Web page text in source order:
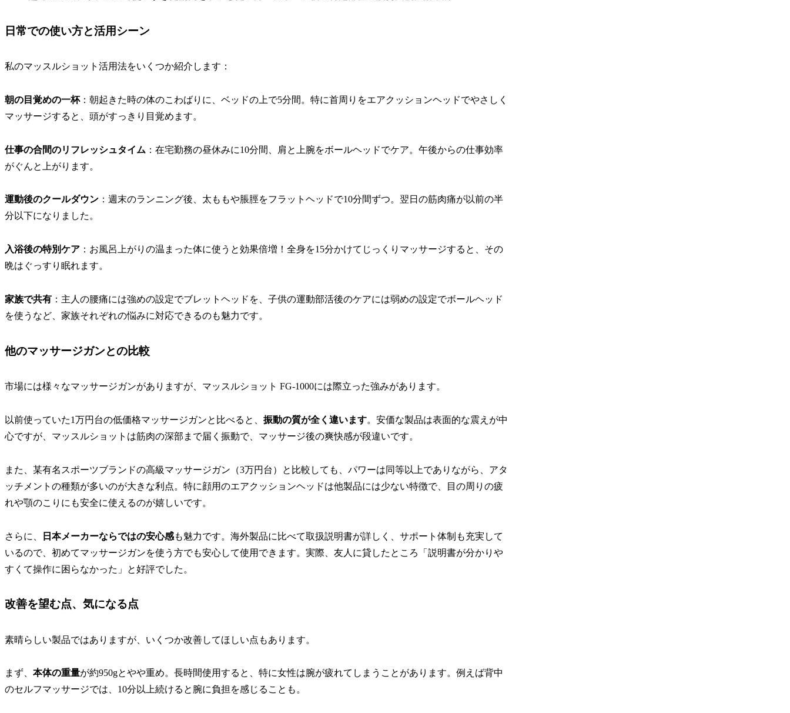
日常での使い方と活用シーン
私のマッスルショット活用法をいくつか紹介します：
朝の目覚めの一杯：朝起きた時の体のこわばりに、ベッドの上で5分間。特に首周りをエアクッションヘッドでやさしく
マッサージすると、頭がすっきり目覚めます。
仕事の合間のリフレッシュタイム ：在宅勤務の昼休みに10分間、肩と上腕をボールヘッドでケア。午後からの仕事効率
がぐんと上がります。
運動後のクールダウン ：週末のランニング後、太ももや脹脛をフラットヘッドで10分間ずつ。翌日の筋肉痛が以前の半
分以下になりました。
入浴後の特別ケア ：お風呂上がりの温まった体に使うと効果倍増！全身を15分かけてじっくりマッサージすると、その
晩はぐっすり眠れます。
家族で共有 ：主人の腰痛には強めの設定でブレットヘッドを、子供の運動部活後のケアには弱めの設定でボールヘッド
を使うなど、家族それぞれの悩みに対応できるのも魅力です。
他のマッサージガンとの比較
市場には様々なマッサージガンがありますが、マッスルショット FG-1000には際立った強みがあります。
以前使っていた1万円台の低価格マッサージガンと比べると、 振動の質が全く違います。安価な製品は表面的な震えが中
心ですが、マッスルショットは筋肉の深部まで届く振動で、マッサージ後の爽快感が段違いです。
また、某有名スポーツブランドの高級マッサージガン（3万円台）と比較しても、パワーは同等以上でありながら、アタ
ッチメントの種類が多いのが大きな利点。特に顔用のエアクッションヘッドは他製品には少ない特徴で、目の周りの疲
れや顎のこりにも安全に使えるのが嬉しいです。
さらに、 日本メーカーならではの安心感も魅力です。海外製品に比べて取扱説明書が詳しく、サポート体制も充実して
いるので、初めてマッサージガンを使う方でも安心して使用できます。実際、友人に貸したところ「説明書が分かりや
すくて操作に困らなかった」と好評でした。
改善を望む点、気になる点
素晴らしい製品ではありますが、いくつか改善してほしい点もあります。
まず、 本体の重量が約950gとやや重め。長時間使用すると、特に女性は腕が疲れてしまうことがあります。例えば背中
のセルフマッサージでは、10分以上続けると腕に負担を感じることも。